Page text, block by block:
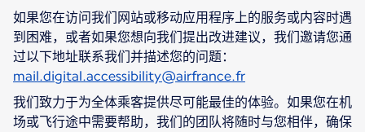
如果您在访问我们网站或移动应用程序上的服务或内容时遇
到困难，或者如果您想向我们提出改进建议，我们邀请您通
过以下地址联系我们并描述您的问题：
mail.digital.accessibility@airfrance.fr
我们致力于为全体乘客提供尽可能最佳的体验。如果您在机
场或飞行途中需要帮助，我们的团队将随时与您相伴，确保